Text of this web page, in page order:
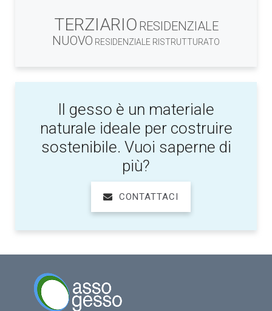
TERZIARIO RESIDENZIALE
NUOVO RESIDENZIALE RISTRUTTURATO
Il gesso è un materiale
naturale ideale per costruire
sostenibile. Vuoi saperne di
più?
CONTATTACI